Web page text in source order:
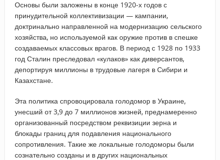
Основы были заложены в конце 1920-х годов с
принудительной коллективизации — кампании,
доктринально направленной на модернизацию сельского
хозяйства, но используемой как оружие против в спешке
создаваемых классовых врагов. В период с 1928 по 1933
год Сталин преследовал «кулаков» как диверсантов,
депортируя миллионы в трудовые лагеря в Сибири и
Казахстане.
Эта политика спровоцировала голодомор в Украине,
унесший от 3,9 до 7 миллионов жизней, преднамеренно
организованный посредством реквизиции зерна и
блокады границ для подавления национального
сопротивления. Такие же локальные голодоморы были
сознательно созданы и в других национальных